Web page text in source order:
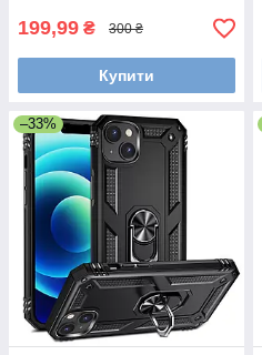
199,99 ₴ 300 ₴
Купити
–33%